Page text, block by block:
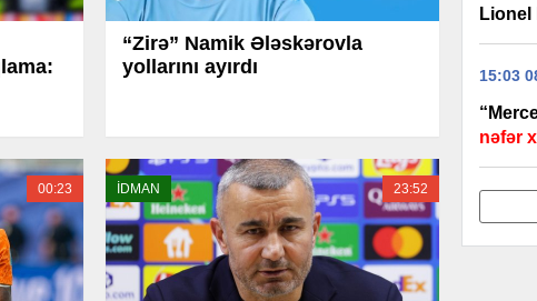
“Zirə” Namik Ələskərovla
yollarını ayırdı
00:23 İDMAN 23:52
Lionel
15:03
nəfər